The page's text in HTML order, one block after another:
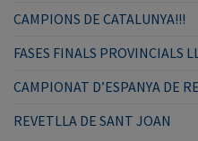
CAMPIONS DE CATALUNYA!!!
FASES FINALS PROVINCIALS
CAMPIONAT D’ESPANYA DE
REVETLLA DE SANT JOAN